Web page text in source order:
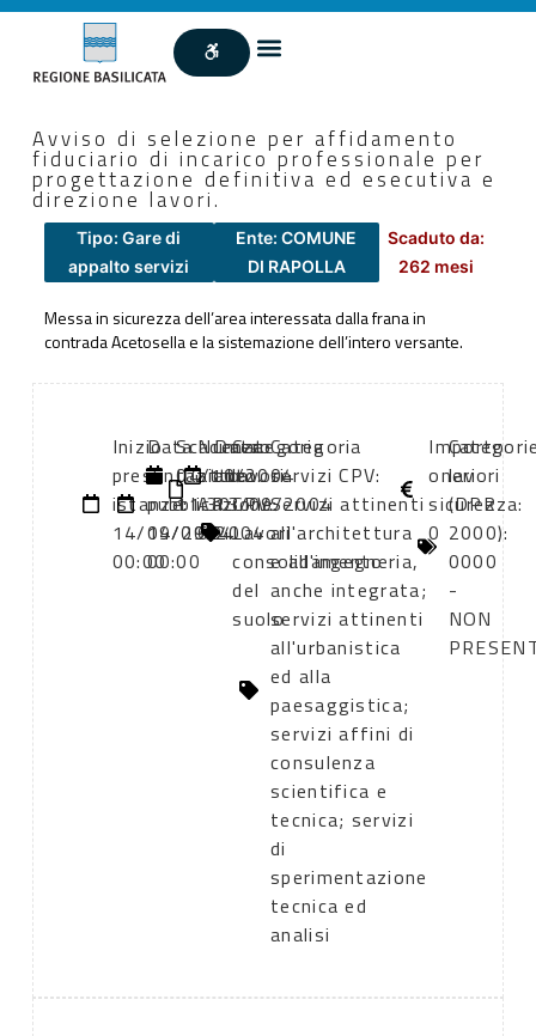
Avviso di selezione per affidamento
fiduciario di incarico professionale per
progettazione definitiva ed esecutiva e
direzione lavori.
Tipo: Gare di
appalto servizi
Ente: COMUNE
DI RAPOLLA
Scaduto da:
262 mesi
Messa in sicurezza dell’area interessata dalla frana in
contrada Acetosella e la sistemazione dell’intero versante.
Inizio
presentazione
istanze:
14/09/2004
00:00
Data
di
pubblicazione:
14/09/2004
00:00
Scadenza:
04/10/2004
11:30
Numero
atto:
AP
694
Data
atto:
13/09/2004
Categoria
lavori
CPV:
Lavori
consolidamento
del
suolo
Categoria
servizi CPV:
Servizi attinenti
all'architettura
e all'ingegneria,
anche integrata;
servizi attinenti
all'urbanistica
ed alla
paesaggistica;
servizi affini di
consulenza
scientifica e
tecnica; servizi
di
sperimentazione
tecnica ed
analisi
Importo
oneri
sicurezza:
0
lavori
(DPR
2000):
0000
-
NON